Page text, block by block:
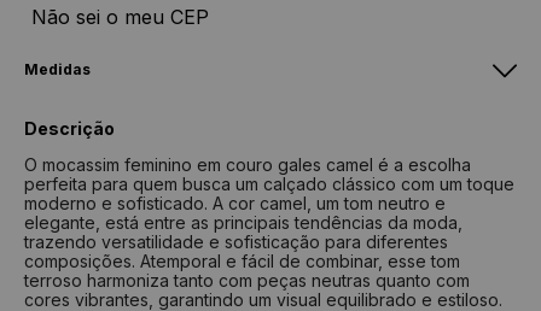
Não sei o meu CEP
Medidas
33
22,7 cm
7,4 cm
34
23,3 cm
7,6 cm
35
23,9 cm
7,8 cm
36
24,5 cm
8,0 cm
Descrição
O mocassim feminino em couro gales camel é a escolha
perfeita para quem busca um calçado clássico com um toque
moderno e sofisticado. A cor camel, um tom neutro e
elegante, está entre as principais tendências da moda,
trazendo versatilidade e sofisticação para diferentes
composições. Atemporal e fácil de combinar, esse tom
terroso harmoniza tanto com peças neutras quanto com
cores vibrantes, garantindo um visual equilibrado e estiloso.